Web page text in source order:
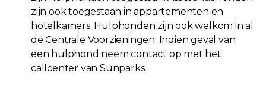
zijn ook toegestaan in appartementen en
hotelkamers. Hulphonden zijn ook welkom in al
de Centrale Voorzieningen. Indien geval van
een hulphond neem contact op met het
callcenter van Sunparks.